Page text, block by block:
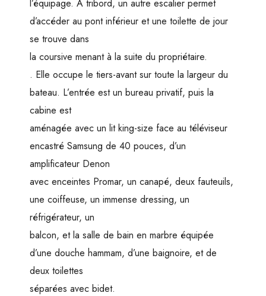
l’équipage. A tribord, un autre escalier permet
d’accéder au pont inférieur et une toilette de jour
se trouve dans
la coursive menant à la suite du propriétaire.
. Elle occupe le tiers-avant sur toute la largeur du
bateau. L’entrée est un bureau privatif, puis la
cabine est
aménagée avec un lit king-size face au téléviseur
encastré Samsung de 40 pouces, d’un
amplificateur Denon
avec enceintes Promar, un canapé, deux fauteuils,
une coiffeuse, un immense dressing, un
réfrigérateur, un
balcon, et la salle de bain en marbre équipée
d’une douche hammam, d’une baignoire, et de
deux toilettes
séparées avec bidet.